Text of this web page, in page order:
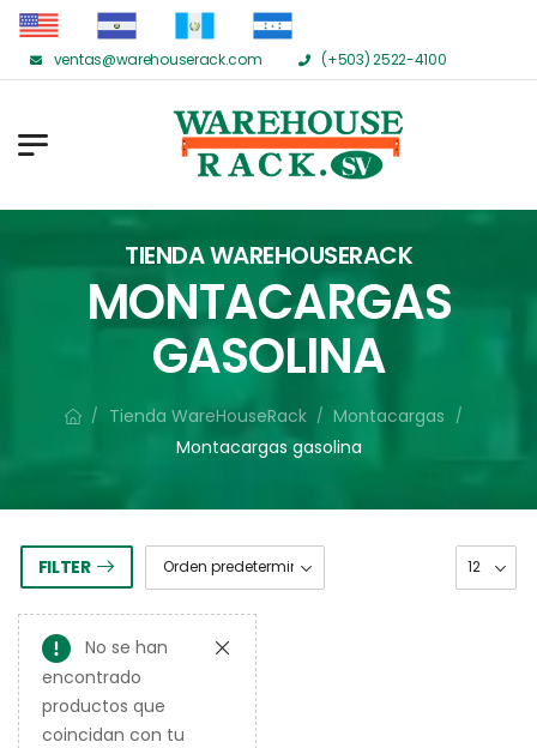
ventas@warehouserack.com (+503) 2522-4100
TIENDA WAREHOUSERACK
MONTACARGAS
GASOLINA
/ Tienda WareHouseRack / Montacargas /
Montacargas gasolina
FILTER
No se han
encontrado
productos que
coincidan con tu